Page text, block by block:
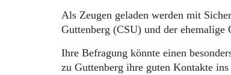
Als Zeugen geladen werden mit
Guttenberg (CSU) und der
Ihre Befragung könnte einen
zu Guttenberg ihre guten Kontakte